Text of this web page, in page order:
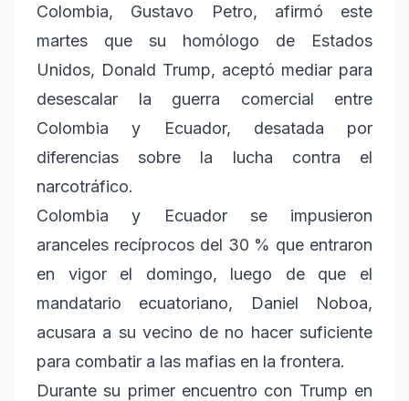
Colombia, Gustavo Petro, afirmó este
martes que su homólogo de Estados
Unidos, Donald Trump, aceptó mediar para
desescalar la guerra comercial entre
Colombia y Ecuador, desatada por
diferencias sobre la lucha contra el
narcotráfico.
Colombia y Ecuador se impusieron
aranceles recíprocos del 30 % que entraron
en vigor el domingo, luego de que el
mandatario ecuatoriano, Daniel Noboa,
acusara a su vecino de no hacer suficiente
para combatir a las mafias en la frontera.
Durante su primer encuentro con Trump en